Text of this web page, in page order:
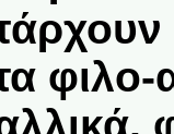
φιλο-